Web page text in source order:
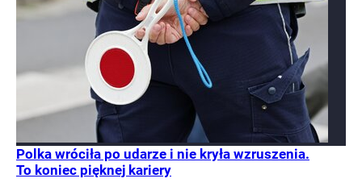
Polka wróciła po udarze i nie kryła wzruszenia.
To koniec pięknej kariery